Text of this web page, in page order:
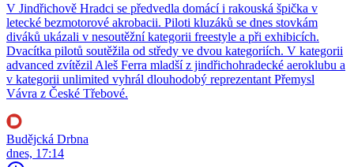
V Jindřichově Hradci se předvedla domácí i rakouská špička v
letecké bezmotorové akrobacii. Piloti kluzáků se dnes stovkám
diváků ukázali v nesoutěžní kategorii freestyle a při exhibicích.
Dvacítka pilotů soutěžila od středy ve dvou kategoriích. V kategorii
advanced zvítězil Aleš Ferra mladší z jindřichohradecké aeroklubu a
v kategorii unlimited vyhrál dlouhodobý reprezentant Přemysl
Vávra z České Třebové.
Budějcká Drbna
dnes, 17:14